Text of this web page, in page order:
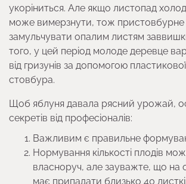
укоріниться. Але якщо листопад
може вимерзнути, тож пристовбурне
замульчувати опалим листям
того, у цей період молоде деревце
від гризунів за допомогою
стовбура.
Щоб яблуня давала рясний урожай,
секретів від професіоналів:
Важливим є правильне
Нормування кількості плодів
власноруч, але зауважте, що на
має припадати близько 40